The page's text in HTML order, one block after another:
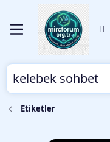
kelebek sohbet
Etiketler